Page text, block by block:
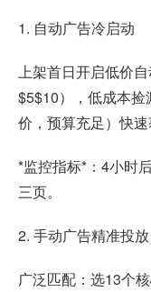
1. 自动广告冷启动
上架首日开启低价
$5$10），低成本
价，预算充足）快
*监控指标*：4小时
三页。
2. 手动广告精准投放
广泛匹配：选13个